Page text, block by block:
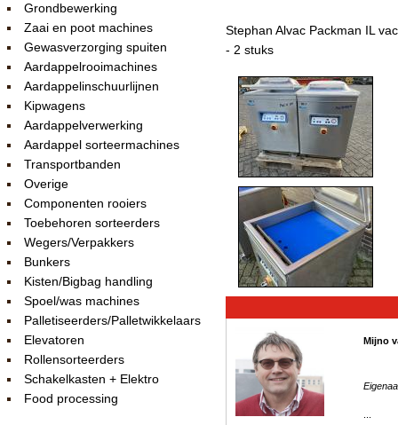
Grondbewerking
Zaai en poot machines
Gewasverzorging spuiten
Aardappelrooimachines
Aardappelinschuurlijnen
Kipwagens
Aardappelverwerking
Aardappel sorteermachines
Transportbanden
Overige
Componenten rooiers
Toebehoren sorteerders
Wegers/Verpakkers
Bunkers
Kisten/Bigbag handling
Spoel/was machines
Palletiseerders/Palletwikkelaars
Elevatoren
Rollensorteerders
Schakelkasten + Elektro
Food processing
Stephan Alvac Packman IL
- 2 stuks
Mijno